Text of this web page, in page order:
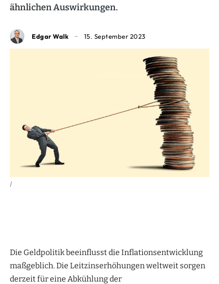
ähnlichen Auswirkungen.
Edgar Walk 15. September 2023
|
Die Geldpolitik beeinflusst die Inflationsentwicklung
maßgeblich. Die Leitzinserhöhungen weltweit sorgen
derzeit für eine Abkühlung der